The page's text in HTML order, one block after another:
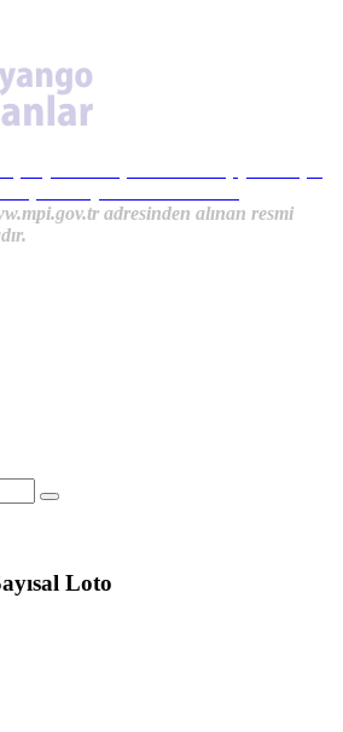
adresinden alınan resmi
Loto